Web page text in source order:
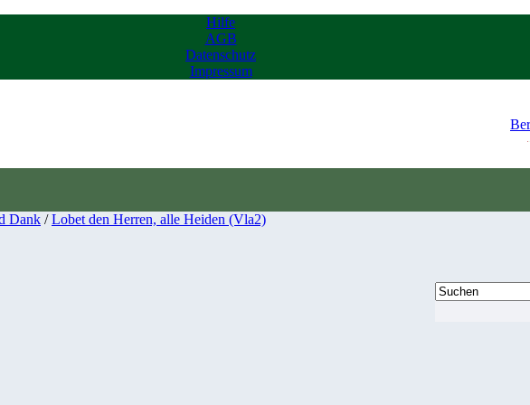
Hilfe
AGB
Datenschutz
Impressum
Dank /Lobet den Herren, alle Heiden (Vla2)